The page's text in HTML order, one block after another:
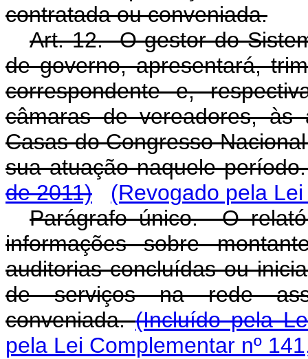
contratada ou conveniada.
Art. 12. O gestor do
de governo, apresentará,
correspondente e,
câmaras de vereadores, às
Casas do Congresso
sua atuação naquele
de 2011)
(Revogado pela
Parágrafo único. O
informações sobre
auditorias concluídas ou
de serviços na rede
conveniada.(Incluído pela
pela Lei Complementar nº